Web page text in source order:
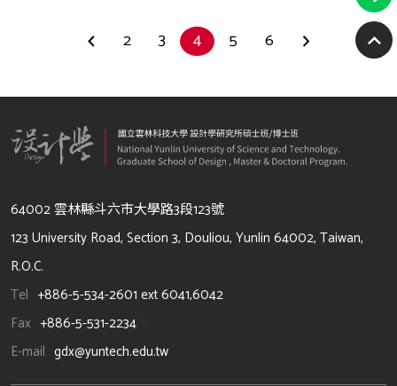
2 3 4 5 6
64002 雲林縣斗六市大學路3段123號
123 University Road, Section 3, Douliou, Yunlin 64002, Taiwan,
R.O.C.
Tel +886-5-534-2601 ext 6041,6042
Fax +886-5-531-2234
E-mail gdx@yuntech.edu.tw